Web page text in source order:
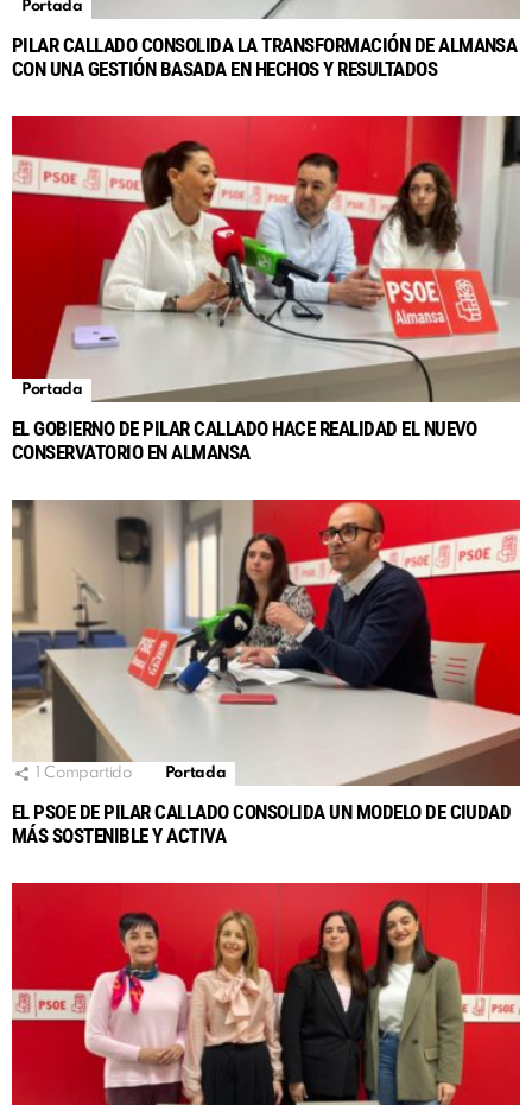
Portada
PILAR CALLADO CONSOLIDA LA TRANSFORMACIÓN DE ALMANSA
CON UNA GESTIÓN BASADA EN HECHOS Y RESULTADOS
Portada
EL GOBIERNO DE PILAR CALLADO HACE REALIDAD EL NUEVO
CONSERVATORIO EN ALMANSA
Compartido Portada
EL PSOE DE PILAR CALLADO CONSOLIDA UN MODELO DE CIUDAD
MÁS SOSTENIBLE Y ACTIVA